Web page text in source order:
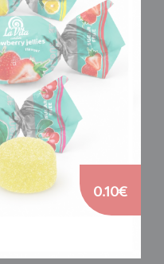
0.10€